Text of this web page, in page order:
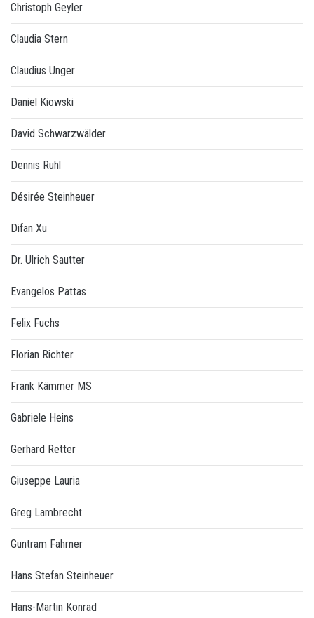
Christoph Geyler
Claudia Stern
Claudius Unger
Daniel Kiowski
David Schwarzwälder
Dennis Ruhl
Désirée Steinheuer
Difan Xu
Dr. Ulrich Sautter
Evangelos Pattas
Felix Fuchs
Florian Richter
Frank Kämmer MS
Gabriele Heins
Gerhard Retter
Giuseppe Lauria
Greg Lambrecht
Guntram Fahrner
Hans Stefan Steinheuer
Hans-Martin Konrad